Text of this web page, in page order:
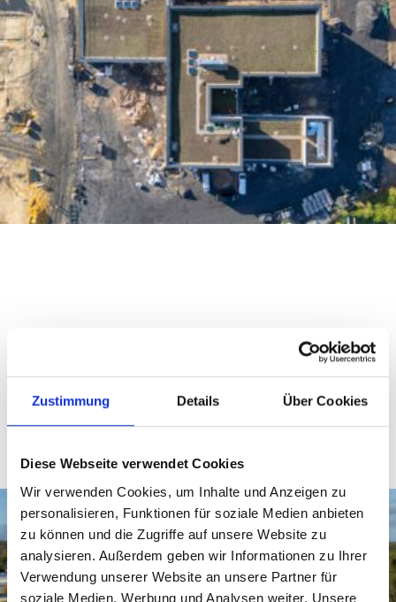
Zustimmung Details Über Cookies
Diese Webseite verwendet Cookies
Wir verwenden Cookies, um Inhalte und Anzeigen zu
personalisieren, Funktionen für soziale Medien anbieten
zu können und die Zugriffe auf unsere Website zu
analysieren. Außerdem geben wir Informationen zu Ihrer
Verwendung unserer Website an unsere Partner für
soziale Medien, Werbung und Analysen weiter. Unsere